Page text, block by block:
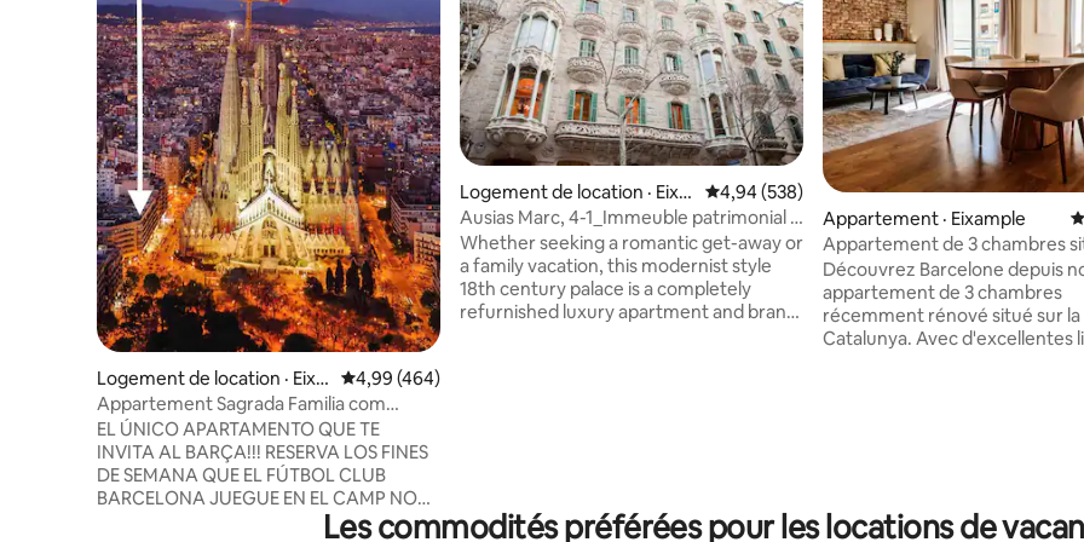
Logement de location · Eixa
mple
Note moyenne de 4,99 sur 5, 464 commentaires
4,99 (464)
Appartement Sagrada Familia com
« Appartement d'angle », Sa...
EL ÚNICO APARTAMENTO QUE TE
INVITA AL BARÇA!!! RESERVA LOS FINES
DE SEMANA QUE EL FÚTBOL CLUB
BARCELONA JUEGUE EN EL CAMP NOU
Y TE INVITAMOS AL PARTIDO DEL
Logement de location · Eixa
mple
Note moyenne de 4,94 sur 5, 538
4,94 (538)
Ausias Marc, 4-1_Immeuble patrimonial -
terrasse 1
Whether seeking a romantic get-away or
a family vacation, this modernist style
18th century palace is a completely
refurnished luxury apartment and brand
refrigerator and freezer space is at
Appartement · Eixample
Appartement de 3 chambres
centre
Découvrez Barcelone depuis
appartement de 3 chambres
récemment rénové situé sur la
Catalunya. Avec d'excellentes
uniquement répertorié sur
Les commodités préférées pour les locations de